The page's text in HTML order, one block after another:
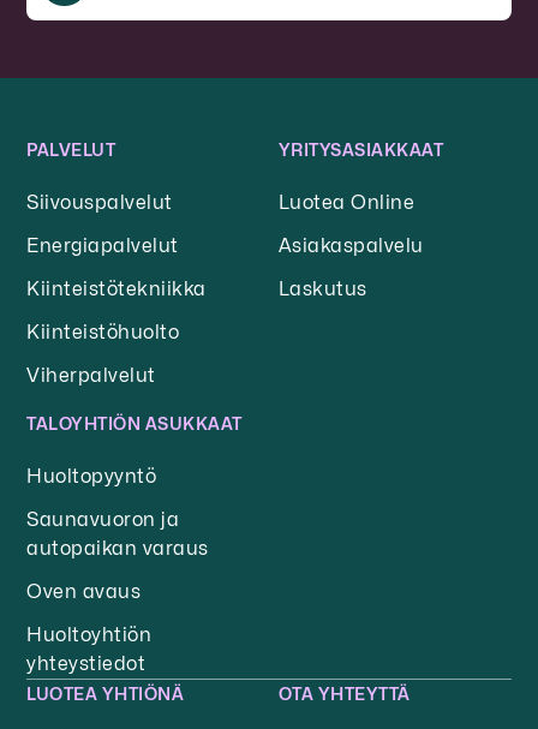
PALVELUT
Siivouspalvelut
Energiapalvelut
Kiinteistötekniikka
Kiinteistöhuolto
Viherpalvelut
YRITYSASIAKKAAT
Luotea Online
Asiakaspalvelu
Laskutus
TALOYHTIÖN ASUKKAAT
Huoltopyyntö
Saunavuoron ja
autopaikan varaus
Oven avaus
Huoltoyhtiön
yhteystiedot
LUOTEA YHTIÖNÄ OTA YHTEYTTÄ